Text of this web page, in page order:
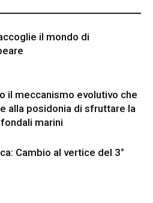
il mondo di
il meccanismo evolutivo che
alla posidonia di sfruttare la
marini
Cambio al vertice del 3°